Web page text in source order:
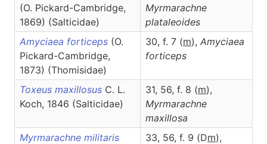
(O. Pickard-Cambridge,
1869) (Salticidae)
Myrmarachne
plataleoides
Amyciaea forticeps (O.
Pickard-Cambridge,
1873) (Thomisidae)
30, f. 7 (m), Amyciaea
forticeps
Toxeus maxillosus C. L.
Koch, 1846 (Salticidae)
31, 56, f. 8 (m),
Myrmarachne
maxillosa
Myrmarachne militaris
33, 56, f. 9 (Dm),